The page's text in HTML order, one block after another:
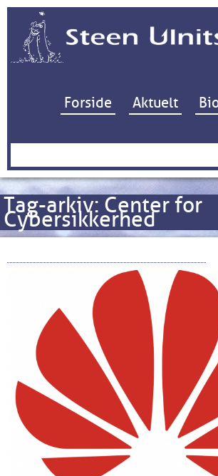
Hop til
Forside Aktuelt
Søg
Tag-arkiv: Center for
Cybersikkerhed